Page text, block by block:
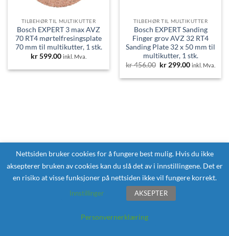
TILBEHØR TIL MULTIKUTTER
Bosch EXPERT 3 max AVZ
70 RT4 mørtelfresingsplate
70 mm til multikutter, 1 stk.
kr599.00 inkl. Mva.
TILBEHØR TIL MULTIKUTTER
Bosch EXPERT Sanding
Finger grov AVZ 32 RT4
Sanding Plate 32 x 50 mm til
multikutter, 1 stk.
kr456.00 Opprinnelig
var:
kr 299.00Nåværende
er:
inkl. Mva.
Nettsiden bruker cookies for å fungere best mulig. Hvis du ikke
aksepterer bruken av cookies kan du slå det av i innstillingene. Det er
en risiko at visse funksjoner på nettsiden ikke vil fungere korrekt.
Innstillinger AKSEPTER
Personvernerklæring